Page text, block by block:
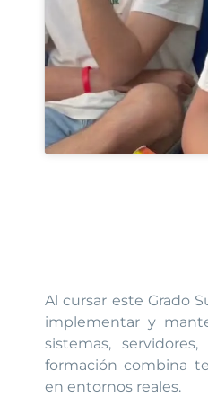
Al cursar este Grado
implementar y
sistemas,
formación combina
en entornos reales.